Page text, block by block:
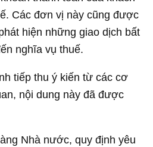
Các đơn vị này cũng được
hiện những giao dịch bất
nghĩa vụ thuế.
tiếp thu ý kiến từ các cơ
nội dung này đã được
Nhà nước, quy định yêu